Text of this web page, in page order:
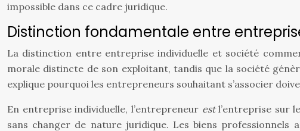
impossible dans ce cadre juridique.
Distinction fondamentale entre
La distinction entre entreprise individuelle et société
morale distincte de son exploitant, tandis que la société
explique pourquoi les entrepreneurs souhaitant s’associer
En entreprise individuelle, l’entrepreneur estl’entreprise sur
sans changer de nature juridique. Les biens